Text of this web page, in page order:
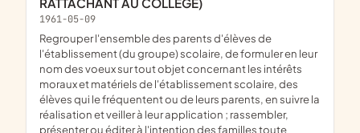
1961-05-09
regrouper l'ensemble des parents d'élèves de
l'établissement (du groupe) scolaire, de formuler en leur
nom des voeux sur tout objet concernant les intérêts
moraux et matériels de l'établissement scolaire, des
élèves qui le fréquentent ou de leurs parents, en suivre la
réalisation et veiller à leur application ; rassembler,
présenter ou éditer à l'intention des familles toute